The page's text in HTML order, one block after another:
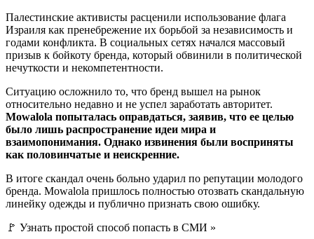
Палестинские активисты расценили использование флага
Израиля как пренебрежение их борьбой за независимость и
годами конфликта. В социальных сетях начался массовый
призыв к бойкоту бренда, который обвинили в политической
нечуткости и некомпетентности.
Ситуацию осложнило то, что бренд вышел на рынок
относительно недавно и не успел заработать авторитет.
Mowalola попыталась оправдаться, заявив, что ее целью
было лишь распространение идеи мира и
взаимопонимания. Однако извинения были восприняты
как половинчатые и неискренние.
В итоге скандал очень больно ударил по репутации молодого
бренда. Mowalola пришлось полностью отозвать скандальную
линейку одежды и публично признать свою ошибку.
🚩 Узнать простой способ попасть в СМИ »